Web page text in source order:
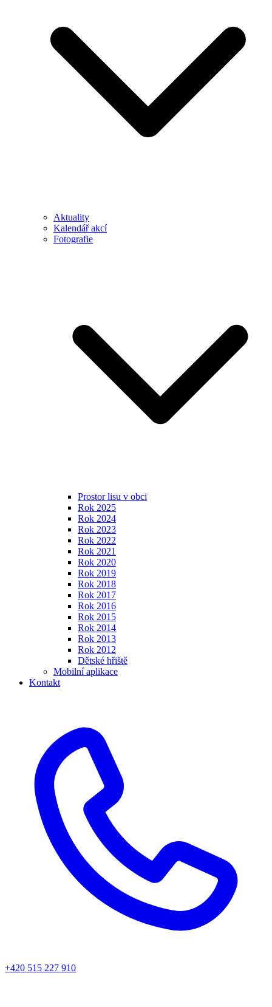
Aktuality
Kalendář akcí
Fotografie
Prostor lisu v obci
Rok 2025
Rok 2024
Rok 2023
Rok 2022
Rok 2021
Rok 2020
Rok 2019
Rok 2018
Rok 2017
Rok 2016
Rok 2015
Rok 2014
Rok 2013
Rok 2012
Dětské hřiště
Mobilní aplikace
Kontakt
+420 515 227 910